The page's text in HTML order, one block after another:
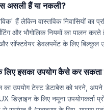
असली हैं या नकली?
हैं लेकिन वास्तविक निवासियों का
और भौगोलिक नियमों का पालन
और सॉफ्टवेयर डेवलपमेंट के लिए बिल्कुल
लिए इसका उपयोग कैसे कर सकता
का उपयोग टेस्ट डेटाबेस को भरने,
डिज़ाइन के लिए नमूना उपयोगकर्ता